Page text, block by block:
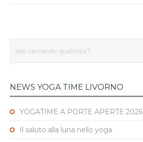
NEWS YOGA TIME LIVORNO
YOGATIME A PORTE APERTE 2026
Il saluto alla luna nello yoga